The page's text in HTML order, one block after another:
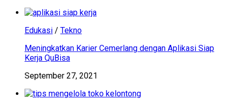
Edukasi / Tekno
Meningkatkan Karier Cemerlang dengan Aplikasi Siap
Kerja QuBisa
September 27, 2021